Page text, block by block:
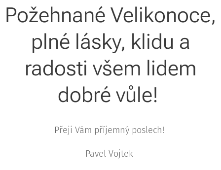
Požehnané Velikonoce,
plné lásky, klidu a
radosti všem lidem
dobré vůle!
Přeji Vám příjemný poslech!
Pavel Vojtek